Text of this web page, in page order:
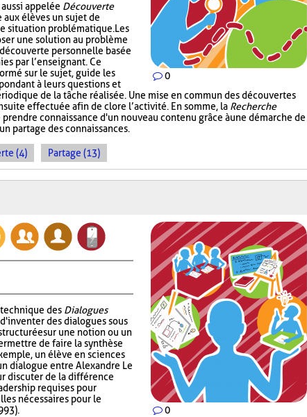
0
aussi appelée Découverte
aux élèves un sujet de
situation problématique. Les
une solution au problème
personnelle basée
par l’enseignant. Ce
sur le sujet, guide les
à leurs questions et
de la tâche réalisée. Une mise en commun des découvertes
effectuée afin de clore l’activité. En somme, la Recherche
connaissance d'un nouveau contenu grâce à une démarche de
partage des connaissances.
(4) Partage (13)
0
des Dialogues
des dialogues sous
sur une notion ou un
de faire la synthèse
un élève en sciences
dialogue entre Alexandre Le
discuter de la différence
requises pour
nécessaires pour le